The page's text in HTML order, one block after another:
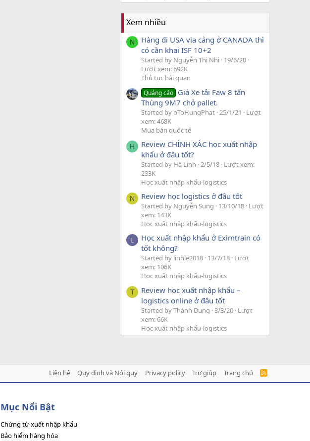
Xem nhiều
N
Hàng đi USA via cảng ở CANADA thì
có cần khai ISF 10+2
Started by Nguyễn Thị Nhi 19/6/20
Lượt xem: 692K
Thủ tục hải quan
Quảng cáo Giá Xe tải Faw 8 tấn
Thùng 9M7 chở pallet.
Started by oToHungPhat 25/1/21
Lượt
xem: 468K
Mua bán quốc tế
H
Review CHÍNH XÁC học xuất nhập
khẩu ở đâu tốt?
Started by Hà Linh 2/5/18 Lượt xem:
233K
Học xuất nhập khẩu-logistics
N Review học logistics ở đâu tốt
Started by Nguyễn Sung 13/10/18 Lượt
xem: 143K
Học xuất nhập khẩu-logistics
L
Học xuất nhập khẩu ở Eximtrain có
tốt không?
Started by linhle2018 13/7/18 Lượt
xem: 106K
Học xuất nhập khẩu-logistics
T
Review học xuất nhập khẩu –
logistics online ở đâu tốt
Started by Thành Dung 3/3/20 Lượt
xem: 66K
Học xuất nhập khẩu-logistics
Liên hệ Quy định và Nội quy Privacy policy Trợ giúp Trang chủ
R
Mục Nổi Bật
Chứng từ xuất nhập khẩu
Bảo hiểm hàng hóa